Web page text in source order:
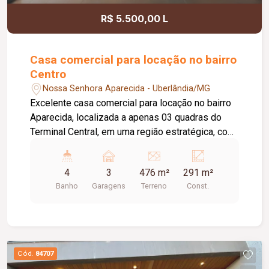
Informações complementares: Previsão de
conclusão da obra: outubro de 2026.
R$ 5.500,00 L
Casa comercial para locação no bairro
Centro
Nossa Senhora Aparecida - Uberlândia/MG
Excelente casa comercial para locação no bairro
Aparecida, localizada a apenas 03 quadras do
Terminal Central, em uma região estratégica, com
conta com 03 vagas de estacionamento recuado,
energia bifásica, ampla recepção climatizada
com ar-condicionado e possibilidade de
e empresas. Dispõe ainda de 04 banheiros,
ampla cozinha, depósito, despensa, área de
4
Banho
3
Garagens
476 m²
Terreno
291 m²
Const.
Cód. 84707